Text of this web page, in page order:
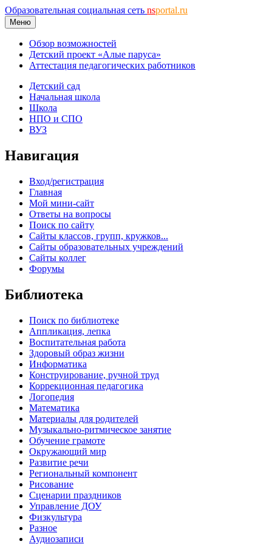
Образовательная социальная сеть nsportal.ru
Меню
Обзор возможностей
Детский проект «Алые паруса»
Аттестация педагогических работников
Детский сад
Начальная школа
Школа
НПО и СПО
ВУЗ
Навигация
Вход/регистрация
Главная
Мой мини-сайт
Ответы на вопросы
Поиск по сайту
Сайты классов, групп, кружков...
Сайты образовательных учреждений
Сайты коллег
Форумы
Библиотека
Поиск по библиотеке
Аппликация, лепка
Воспитательная работа
Здоровый образ жизни
Информатика
Конструирование, ручной труд
Коррекционная педагогика
Логопедия
Математика
Материалы для родителей
Музыкально-ритмическое занятие
Обучение грамоте
Окружающий мир
Развитие речи
Региональный компонент
Рисование
Сценарии праздников
Управление ДОУ
Физкультура
Разное
Аудиозаписи